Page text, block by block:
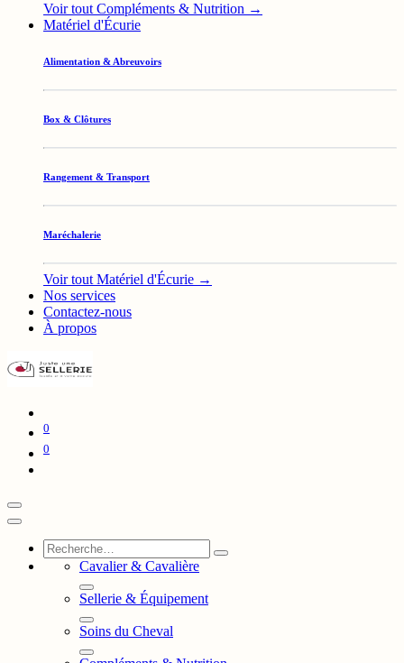
Voir tout Compléments & Nutrition →
Matériel d'Écurie
Alimentation & Abreuvoirs
Box & Clôtures
Rangement & Transport
Maréchalerie
Voir tout Matériel d'Écurie →
Nos services
Contactez-nous
À propos
0
0
Cavalier & Cavalière
Sellerie & Équipement
Soins du Cheval